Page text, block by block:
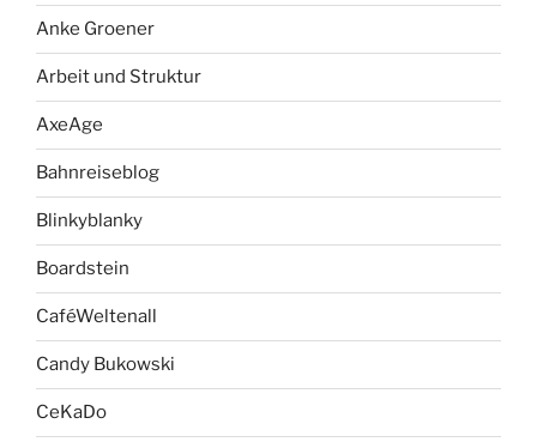
Anke Groener
Arbeit und Struktur
AxeAge
Bahnreiseblog
Blinkyblanky
Boardstein
CaféWeltenall
Candy Bukowski
CeKaDo